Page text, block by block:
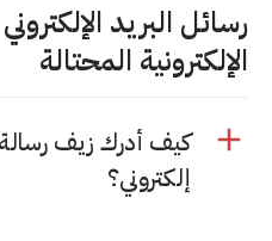
رسائل البريد
الإلكترونية المحتالة
كيف أدرك زيف رسالة
إلكتروني؟